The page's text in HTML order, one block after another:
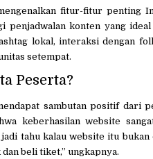
fitur-fitur penting
penjadwalan konten yang
lokal, interaksi dengan
setempat.
Peserta?
sambutan positif dari
keberhasilan website
jadi tahu kalau website itu
beli tiket,” ungkapnya.